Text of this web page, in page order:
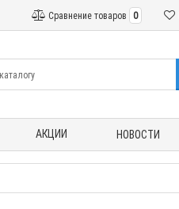
Сравнение товаров 0
АКЦИИ НОВОСТИ